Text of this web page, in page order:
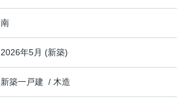
南
2026年5月 (新築)
新築一戸建 / 木造